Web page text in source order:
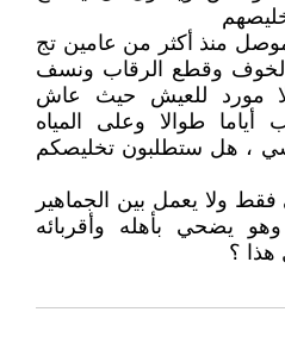
منذ أكثر من عامين تج
وقطع الرقاب ونسف
مورد للعيش حيث عاش
طوالا وعلى المياه
، هل ستطلبون تخليصكم
ولا يعمل بين الجماهير
يضحي بأهله وأقربائه
هذا ؟